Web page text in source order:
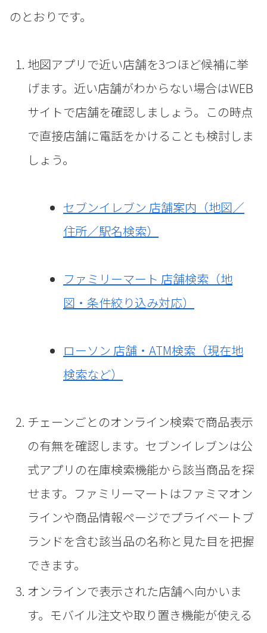
のとおりです。
地図アプリで近い店舗を3つほど候補に挙
げます。近い店舗がわからない場合はWEB
サイトで店舗を確認しましょう。この時点
で直接店舗に電話をかけることも検討しま
しょう。
セブンイレブン 店舗案内（地図／
住所／駅名検索）
ファミリーマート 店舗検索（地
図・条件絞り込み対応）
ローソン 店舗・ATM検索（現在地
検索など）
チェーンごとのオンライン検索で商品表示
の有無を確認します。セブンイレブンは公
式アプリの在庫検索機能から該当商品を探
せます。ファミリーマートはファミマオン
ラインや商品情報ページでプライベートブ
ランドを含む該当品の名称と見た目を把握
できます。
オンラインで表示された店舗へ向かいま
す。モバイル注文や取り置き機能が使える